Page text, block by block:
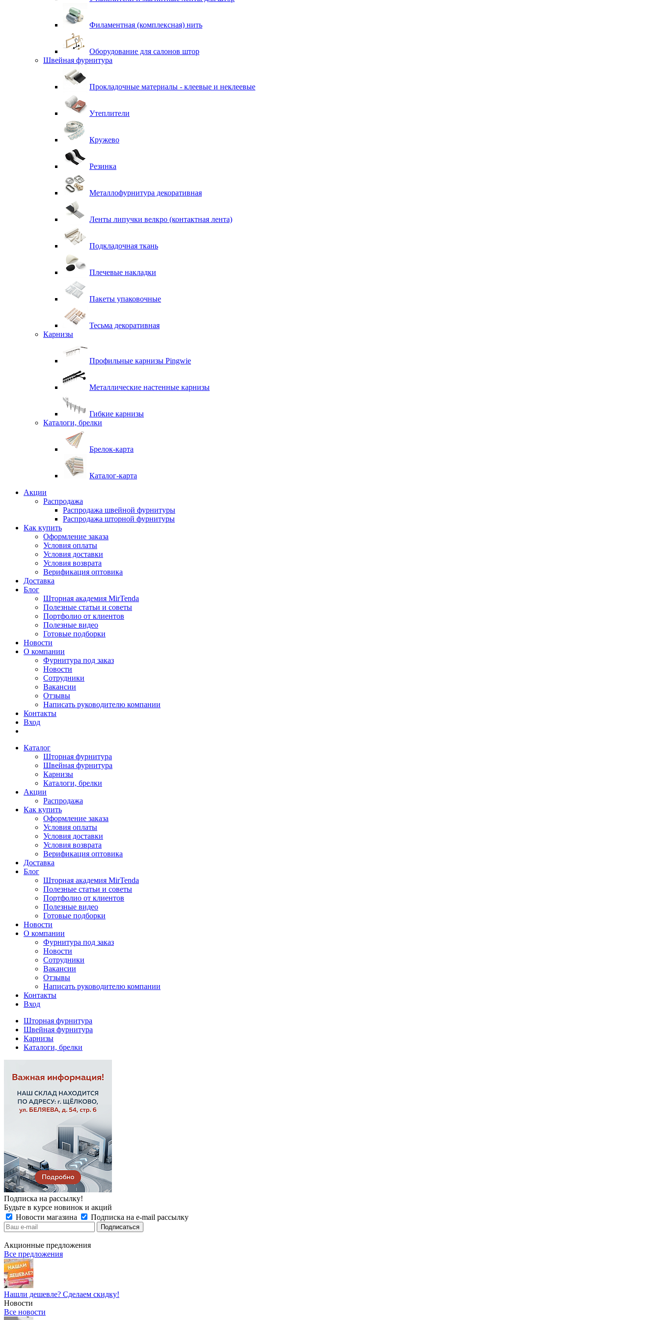
Филаментная (комплексная) нить
Оборудование для салонов штор
Швейная фурнитура
Прокладочные материалы - клеевые и неклеевые
Утеплители
Кружево
Резинка
Металлофурнитура декоративная
Ленты липучки велкро (контактная лента)
Подкладочная ткань
Плечевые накладки
Пакеты упаковочные
Тесьма декоративная
Карнизы
Профильные карнизы Pingwie
Металлические настенные карнизы
Гибкие карнизы
Каталоги, брелки
Брелок-карта
Каталог-карта
Акции
Распродажа
Распродажа швейной фурнитуры
Распродажа шторной фурнитуры
Как купить
Оформление заказа
Условия оплаты
Условия доставки
Условия возврата
Верификация оптовика
Доставка
Блог
Шторная академия MirTenda
Полезные статьи и советы
Портфолио от клиентов
Полезные видео
Готовые подборки
Новости
О компании
Фурнитура под заказ
Новости
Сотрудники
Вакансии
Отзывы
Написать руководителю компании
Контакты
Вход
Каталог
Шторная фурнитура
Швейная фурнитура
Карнизы
Каталоги, брелки
Акции
Распродажа
Как купить
Оформление заказа
Условия оплаты
Условия доставки
Условия возврата
Верификация оптовика
Доставка
Блог
Шторная академия MirTenda
Полезные статьи и советы
Портфолио от клиентов
Полезные видео
Готовые подборки
Новости
О компании
Фурнитура под заказ
Новости
Сотрудники
Вакансии
Отзывы
Написать руководителю компании
Контакты
Вход
Шторная фурнитура
Швейная фурнитура
Карнизы
Каталоги, брелки
Подписка на рассылку!
Будьте в курсе новинок и акций
Новости магазина
Подписка на e-mail рассылку
Акционные предложения
Все предложения
Нашли дешевле? Сделаем скидку!
Новости
Все новости